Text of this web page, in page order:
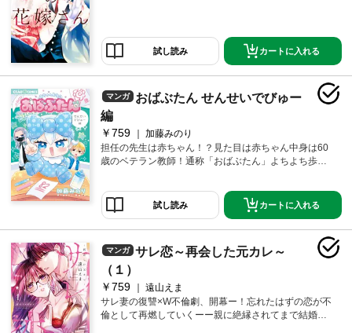
花。彩虎を想いながらの時間は、凛花にとっても嬉し
く楽しくて??…。凛花の心のこもったお祝いに彩虎
は…？
試し読み カートに入れる
マンガ
おばぶたん せんせいでびゅー
編
￥759
加藤みのり
担任の先生は赤ちゃん！？見た目は赤ちゃん中身は60
歳のベテラン教師！通称「おばぶたん」よちよち歩く
ブ級のニュータイプ教師が爆誕でしゅ！そのほかよみ
きり人気のよみきりも収録「おばぶたん」前身の「ば
ぶたん！」やヤンキーが赤ちゃんになってプロポー
ズ！？な「ばぶきゅん！」も【収録作】・おばぶたん
（4コマまんが）・ばぶたん！（4コマまんが）・ばぶ
きゅん！
試し読み カートに入れる
マンガ
サレ恋～再会した元カレ～
（１）
￥759
遠山えま
サレ妻の復讐×W不倫劇、開幕ー！忘れたはずの恋が不
倫として再燃していくーー親に絶縁されてまで結婚し